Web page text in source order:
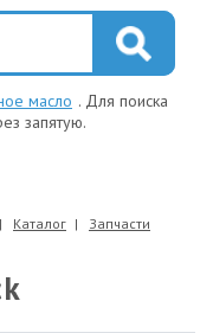
масло . Для поиска
запятую.
Каталог Запчасти